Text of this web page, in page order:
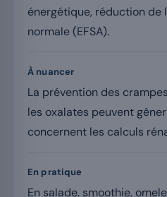
énergétique, réduction de
normale (EFSA).
À nuancer
La prévention des
les oxalates peuvent
concernent les calculs
En pratique
En salade, smoothie,